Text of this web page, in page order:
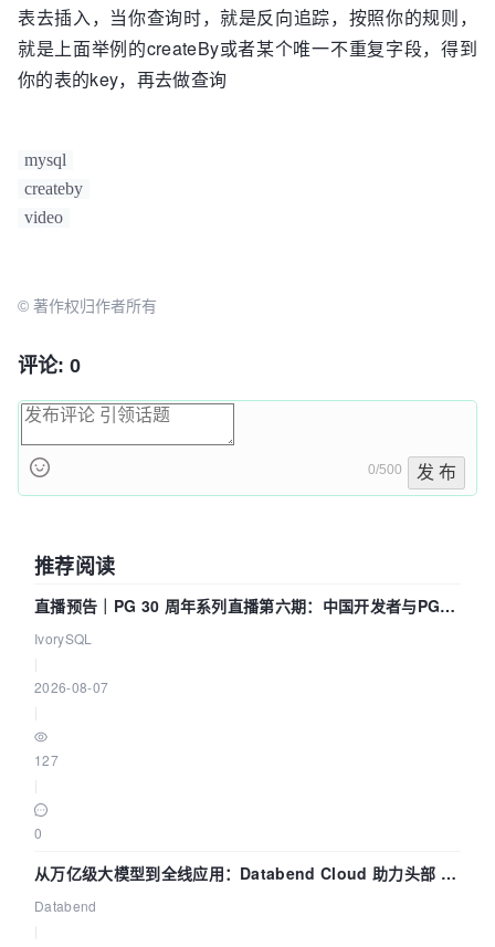
表去插入，当你查询时，就是反向追踪，按照你的规则，
就是上面举例的createBy或者某个唯一不重复字段，得到
你的表的key，再去做查询
mysql
createby
video
© 著作权归作者所有
评论: 0
0/500 发 布
推荐阅读
直播预告｜PG 30 周年系列直播第六期：中国开发者与PG内
核——我们改得动吗？我们贡献了什么？
IvorySQL
2026-08-07
127
0
从万亿级大模型到全线应用：Databend Cloud 助力头部 AI
企业构建全链路 Trace 数据管道
Databend